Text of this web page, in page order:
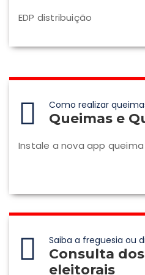
EDP distribuição
Como realizar
Queimas e
Instale a nova app
Saiba a freguesia ou
Consulta
eleitorais